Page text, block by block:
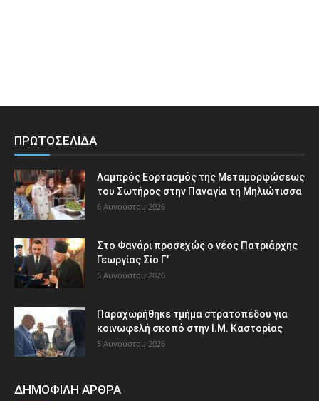
ΠΡΩΤΟΣΕΛΙΔΑ
Λαμπρός Εορτασμός της Μεταμορφώσεως
του Σωτήρος στην Παναγία τη Μηλιώτισσα
6 Αυγούστου 2026
Στο Φανάρι προσεχώς ο νέος Πατριάρχης
Γεωργίας Σίο Γ’
5 Αυγούστου 2026
Παραχωρήθηκε τμήμα στρατοπέδου για
κοινωφελή σκοπό στην Ι.Μ. Καστορίας
5 Αυγούστου 2026
ΔΗΜΟΦΙΛΗ ΑΡΘΡΑ